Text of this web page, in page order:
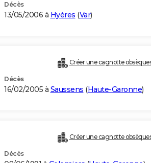
Décès
13/05/2006 à Hyères (Var)
Créer une cagnotte
Décès
16/02/2005 à Saussens (Haute-Garonne)
Créer une cagnotte
Décès